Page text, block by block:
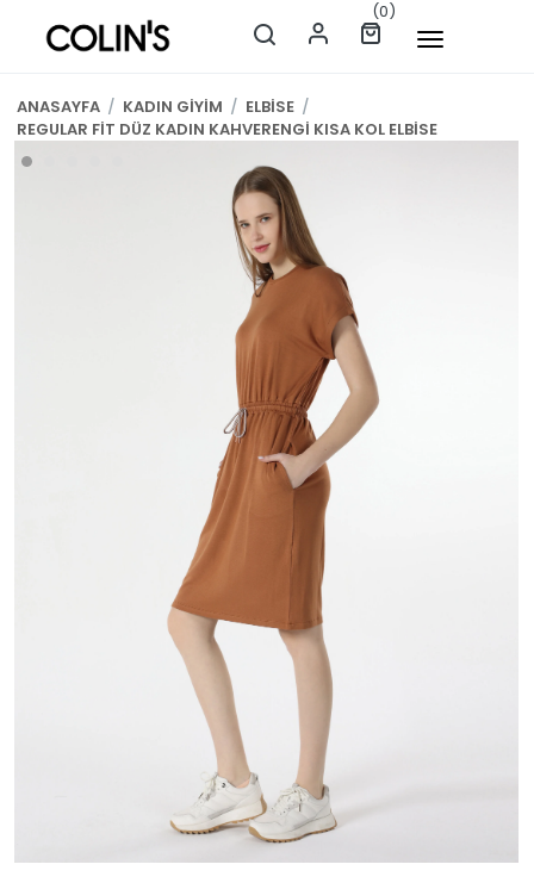
(0)
ANASAYFA / KADIN GİYİM / ELBİSE /
REGULAR FİT DÜZ KADIN KAHVERENGİ KISA KOL ELBİSE